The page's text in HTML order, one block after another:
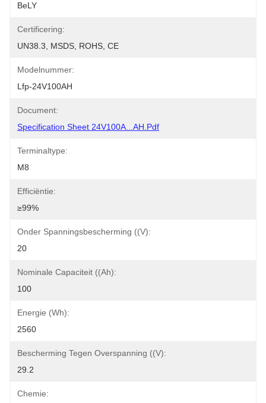
BeLY
Certificering:
UN38.3, MSDS, ROHS, CE
Modelnummer:
Lfp-24V100AH
Document:
Specification Sheet 24V100A...AH.pdf
Terminaltype:
M8
Efficiëntie:
≥99%
Onder Spanningsbescherming ((V):
20
Nominale Capaciteit ((Ah):
100
Energie (Wh):
2560
Bescherming Tegen Overspanning ((V):
29.2
Chemie: